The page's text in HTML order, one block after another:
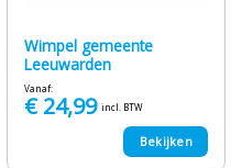
Wimpel gemeente
Leeuwarden
Vanaf:
€24,99 incl. BTW
Bekijken